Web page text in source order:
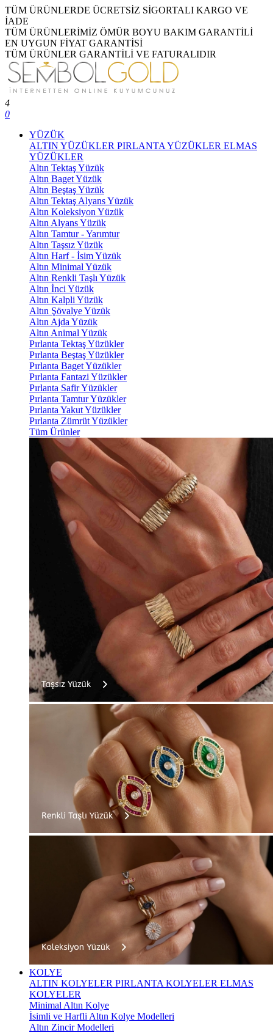
TÜM ÜRÜNLERDE ÜCRETSİZ SİGORTALI KARGO VE
İADE
TÜM ÜRÜNLERİMİZ ÖMÜR BOYU BAKIM GARANTİLİ
EN UYGUN FİYAT GARANTİSİ
TÜM ÜRÜNLER GARANTİLİ VE FATURALIDIR
4
0
YÜZÜK
ALTIN YÜZÜKLER PIRLANTA YÜZÜKLER ELMAS
YÜZÜKLER
Altın Tektaş Yüzük
Altın Baget Yüzük
Altın Beştaş Yüzük
Altın Tektaş Alyans Yüzük
Altın Koleksiyon Yüzük
Altın Alyans Yüzük
Altın Tamtur - Yarımtur
Altın Taşsız Yüzük
Altın Harf - İsim Yüzük
Altın Minimal Yüzük
Altın Renkli Taşlı Yüzük
Altın İnci Yüzük
Altın Kalpli Yüzük
Altın Şövalye Yüzük
Altın Ajda Yüzük
Altın Animal Yüzük
Pırlanta Tektaş Yüzükler
Pırlanta Beştaş Yüzükler
Pırlanta Baget Yüzükler
Pırlanta Fantazi Yüzükler
Pırlanta Safir Yüzükler
Pırlanta Tamtur Yüzükler
Pırlanta Yakut Yüzükler
Pırlanta Zümrüt Yüzükler
Tüm Ürünler
KOLYE
ALTIN KOLYELER PIRLANTA KOLYELER ELMAS
KOLYELER
Minimal Altın Kolye
İsimli ve Harfli Altın Kolye Modelleri
Altın Zincir Modelleri